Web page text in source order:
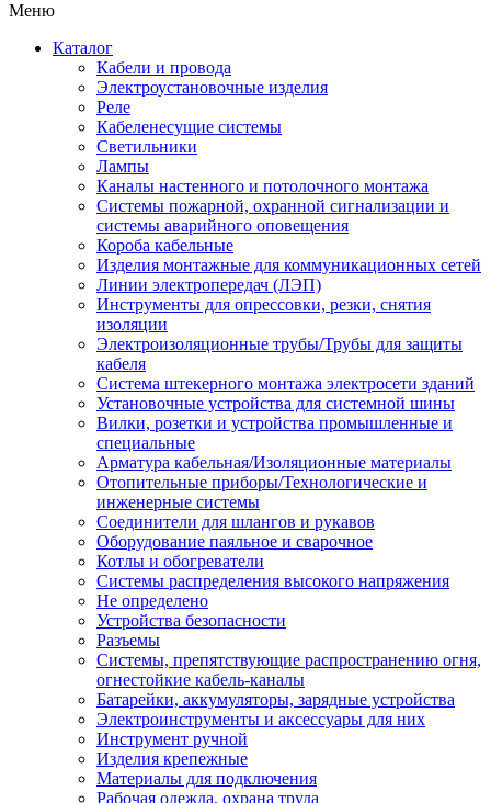
Меню
Каталог
Кабели и провода
Электроустановочные изделия
Реле
Кабеленесущие системы
Светильники
Лампы
Каналы настенного и потолочного монтажа
Системы пожарной, охранной сигнализации и
системы аварийного оповещения
Короба кабельные
Изделия монтажные для коммуникационных сетей
Линии электропередач (ЛЭП)
Инструменты для опрессовки, резки, снятия
изоляции
Электроизоляционные трубы/Трубы для защиты
кабеля
Система штекерного монтажа электросети зданий
Установочные устройства для системной шины
Вилки, розетки и устройства промышленные и
специальные
Арматура кабельная/Изоляционные материалы
Отопительные приборы/Технологические и
инженерные системы
Соединители для шлангов и рукавов
Оборудование паяльное и сварочное
Котлы и обогреватели
Системы распределения высокого напряжения
Не определено
Устройства безопасности
Разъемы
Системы, препятствующие распространению огня,
огнестойкие кабель-каналы
Батарейки, аккумуляторы, зарядные устройства
Электроинструменты и аксессуары для них
Инструмент ручной
Изделия крепежные
Материалы для подключения
Рабочая одежда, охрана труда